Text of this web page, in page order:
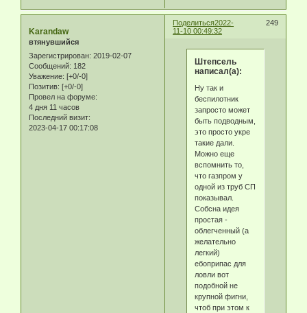
Поделиться 249
2022-
11-10 00:49:32
Karandaw
втянувшийся
Зарегистрирован: 2019-02-07
Сообщений: 182
Уважение: [+0/-0]
Позитив: [+0/-0]
Провел на форуме:
4 дня 11 часов
Последний визит:
2023-04-17 00:17:08
Штепсель
написал(а):
Ну так и
беспилотник
запросто может
быть подводным,
это просто укре
такие дали.
Можно еще
вспомнить то,
что газпром у
одной из труб СП
показывал.
Собсна идея
простая -
облегченный (а
желательно
легкий)
ебоприпас для
ловли вот
подобной не
крупной фигни,
чтоб при этом к